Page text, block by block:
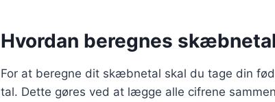
Hvordan beregnes
For at beregne dit skæbnetal skal du tage din
tal. Dette gøres ved at lægge alle cifrene